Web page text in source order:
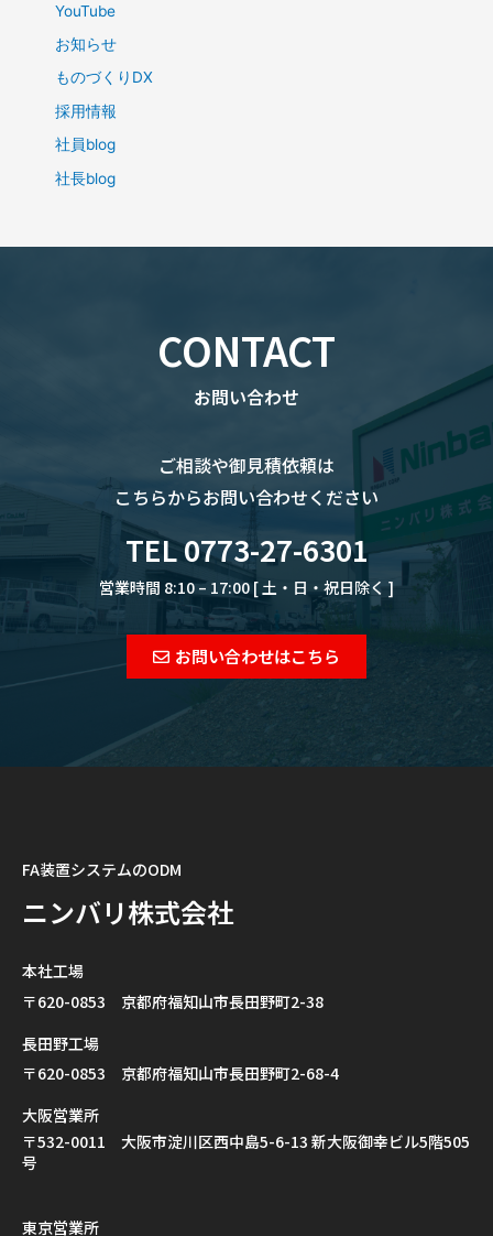
YouTube
お知らせ
ものづくりDX
採用情報
社員blog
社長blog
CONTACT
お問い合わせ
ご相談や御見積依頼は
こちらからお問い合わせください
TEL 0773-27-6301
営業時間 8:10 – 17:00 [ 土・日・祝日除く ]
お問い合わせはこちら
FA装置システムのODM
ニンバリ株式会社
本社工場
〒620-0853 京都府福知山市長田野町2-38
長田野工場
〒620-0853 京都府福知山市長田野町2-68-4
大阪営業所
〒532-0011 大阪市淀川区西中島5-6-13 新大阪御幸ビル5階505
号
東京営業所